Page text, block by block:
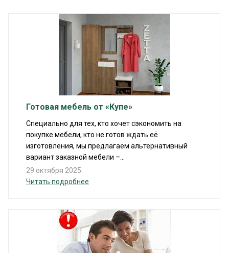
Готовая мебель от «Купе»
Специально для тех, кто хочет сэкономить на
покупке мебели, кто не готов ждать её
изготовления, мы предлагаем альтернативный
вариант заказной мебели –...
29 октября 2025
Читать подробнее